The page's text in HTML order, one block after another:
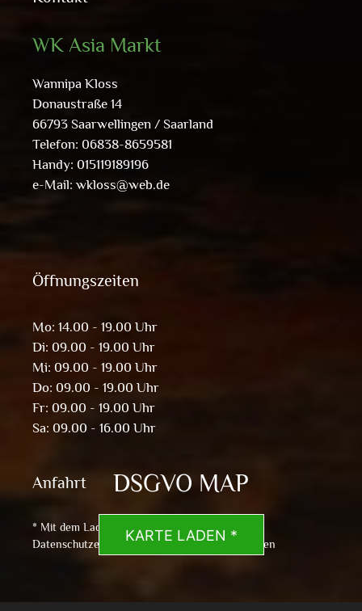
WK Asia Markt
Wannipa Kloss
Donaustraße 14
66793 Saarwellingen / Saarland
Telefon: 06838-8659581
Handy: 015119189196
e-Mail: wkloss@web.de
Öffnungszeiten
Mo: 14.00 - 19.00 Uhr
Di: 09.00 - 19.00 Uhr
Mi: 09.00 - 19.00 Uhr
Do: 09.00 - 19.00 Uhr
Fr: 09.00 - 19.00 Uhr
Sa: 09.00 - 16.00 Uhr
Anfahrt DSGVO MAP
KARTE LADEN *
* Mit dem Laden der Karte akzeptierst du die
Datenschutzerklärung von Google. Mehr erfahren